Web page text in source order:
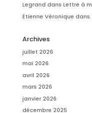
Legrand dans Lettre à
Étienne Véronique dans
Archives
juillet 2026
mai 2026
avril 2026
mars 2026
janvier 2026
décembre 2025